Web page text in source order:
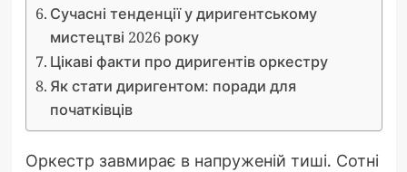
Сучасні тенденції у диригентському
мистецтві 2026 року
Цікаві факти про диригентів оркестру
Як стати диригентом: поради для
початківців
Оркестр завмирає в напруженій тиші. Сотні